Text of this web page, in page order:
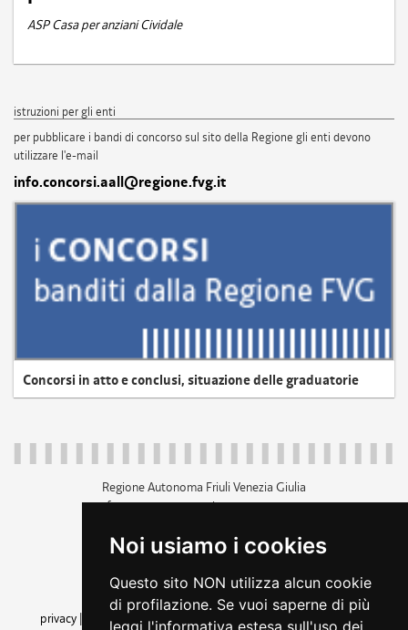
Noi usiamo i cookies
Questo sito NON utilizza alcun cookie
di profilazione. Se vuoi saperne di più
leggi l'informativa estesa sull'uso dei
ASP Casa per anziani Cividale
istruzioni per gli enti
per pubblicare i bandi di concorso sul sito della Regione gli enti devono
utilizzare l'e-mail
info.concorsi.aall@regione.fvg.it
Concorsi in atto e conclusi, situazione delle graduatorie
Regione Autonoma Friuli Venezia Giulia
c.f. 80014930327; p.iva 00526040324
+39 040 3771111
amministrazione trasparente
privacy
cookie |note legali accessibilità
dichiarazione di